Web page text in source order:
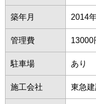
築年月 2014
管理費 13000
駐車場 あり
施工会社 東急